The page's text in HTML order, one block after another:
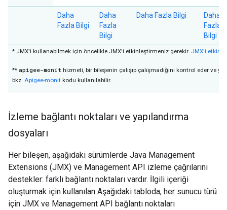
Daha
Fazla Bilgi
Daha
Fazla
Bilgi
Daha Fazla Bilgi
Daha
Fazla
Bilgi
* JMX'i kullanabilmek için öncelikle JMX'i etkinleştirmeniz gerekir. JMX'i
** apigee-monit hizmeti, bir bileşenin çalışıp çalışmadığını kontrol eder ve
bkz. Apigee-monit kodu kullanılabilir.
İzleme bağlantı noktaları ve yapılandırma
dosyaları
Her bileşen, aşağıdaki sürümlerde Java Management
Extensions (JMX) ve Management API izleme çağrılarını
destekler: farklı bağlantı noktaları vardır. İlgili içeriği
oluşturmak için kullanılan Aşağıdaki tabloda, her sunucu türü
için JMX ve Management API bağlantı noktaları